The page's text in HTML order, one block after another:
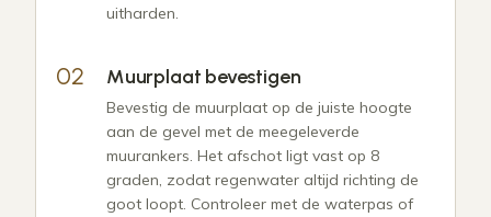
uitharden.
Muurplaat bevestigen
Bevestig de muurplaat op de juiste hoogte
aan de gevel met de meegeleverde
muurankers. Het afschot ligt vast op 8
graden, zodat regenwater altijd richting de
goot loopt. Controleer met de waterpas of